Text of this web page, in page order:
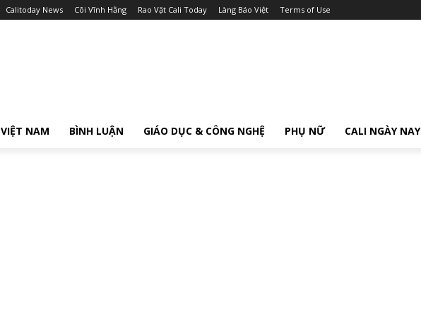
Calitoday News Cõi Vĩnh Hằng Rao Vặt Cali Today Làng Báo Việt Terms of Use
VIỆT NAM BÌNH LUẬN GIÁO DỤC & CÔNG NGHỆ PHỤ NỮ CALI NGÀY NAY